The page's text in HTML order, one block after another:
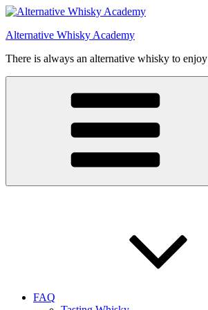
Videre
indhold
Alternative Whisky Academy
There is always an alternative whisky to enjoy
FAQ